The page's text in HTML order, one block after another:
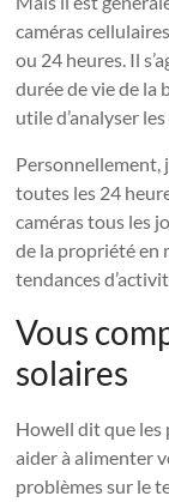
caméras
ou 24 heures. Il
durée de vie de la
utile d’analyser
Personnellement,
toutes les 24
caméras tous les
de la propriété en
tendances
Vous
solaires
Howell dit que les
aider à alimenter
problèmes sur le